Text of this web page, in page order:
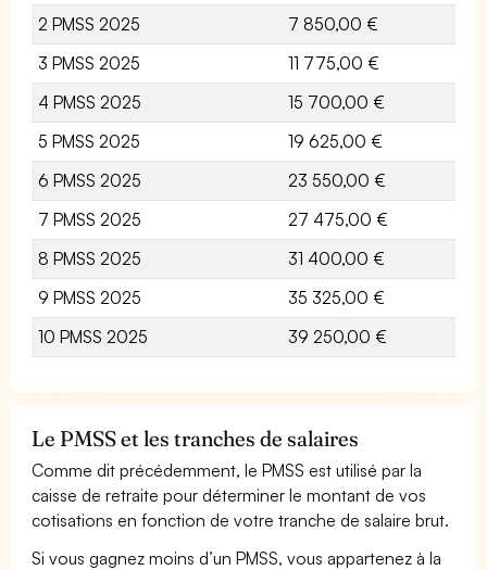
2 PMSS 2025
7 850,00 €
3 PMSS 2025
11 775,00 €
4 PMSS 2025
15 700,00 €
5 PMSS 2025
19 625,00 €
6 PMSS 2025
23 550,00 €
7 PMSS 2025
27 475,00 €
8 PMSS 2025
31 400,00 €
9 PMSS 2025
35 325,00 €
10 PMSS 2025
39 250,00 €
Le PMSS et les tranches de salaires
Comme dit précédemment, le PMSS est utilisé par la
caisse de retraite pour déterminer le montant de vos
cotisations en fonction de votre tranche de salaire brut.
Si vous gagnez moins d’un PMSS, vous appartenez à la